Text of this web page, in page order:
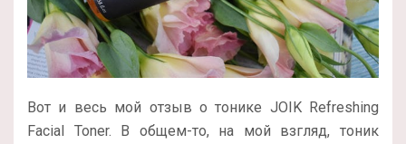
Вот и весь мой отзыв о тонике JOIK Refreshing
Facial Toner. В общем-то, на мой взгляд, тоник